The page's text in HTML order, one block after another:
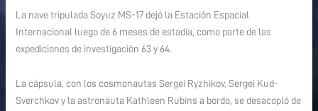
La nave tripulada Soyuz MS-17 dejó la Estación Espacial
Internacional luego de 6 meses de estadía, como parte de las
expediciones de investigación 63 y 64.
La cápsula, con los cosmonautas Sergei Ryzhikov, Sergei Kud-
Sverchkov y la astronauta Kathleen Rubins a bordo, se desacopló de
bordo
de
la
Soyuz
MS-